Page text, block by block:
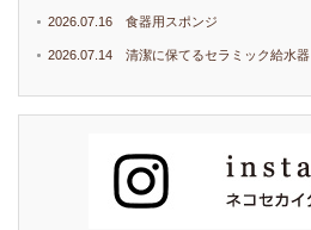
2026.07.16 食器用スポンジ
2026.07.14 清潔に保てるセラミック給水器